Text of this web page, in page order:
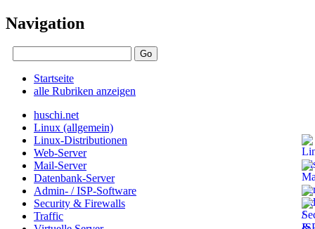
Navigation
Startseite
alle Rubriken anzeigen
huschi.net
Linux (allgemein)
Linux-Distributionen
Web-Server
Mail-Server
Datenbank-Server
Admin- / ISP-Software
Security & Firewalls
Traffic